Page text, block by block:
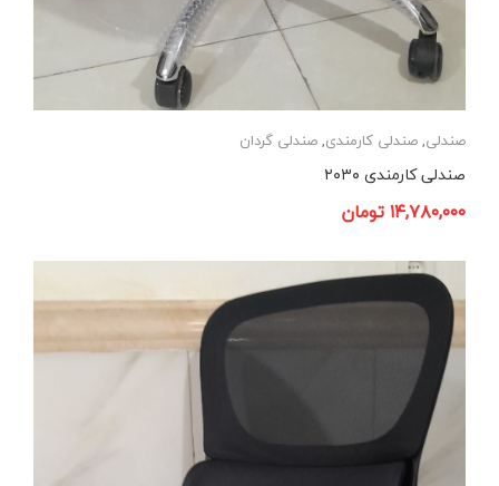
صندلی,صندلی کارمندی,صندلی گردان
صندلی کارمندی ۲۰۳۰
۱۴,۷۸۰,۰۰۰تومان